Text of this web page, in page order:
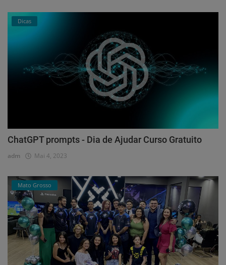
Dicas
ChatGPT prompts - Dia de Ajudar Curso Gratuito
adm Mai 4, 2023
Mato Grosso